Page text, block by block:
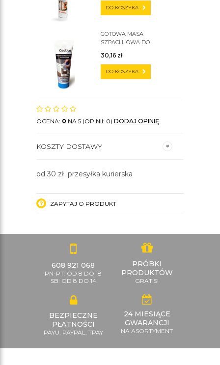
DO KOSZYKA
GOTOWA MASA
SZPACHLOWA DO
30,16 zł
DO KOSZYKA
OCENA: 0 NA 5 (OPINII: 0) DODAJ OPINIĘ
KOSZTY DOSTAWY
od 30 zł przesyłka kurierska
ZAPYTAJ O PRODUKT
608 921 068
PN-PT: OD 8 DO 18
SB: OD 8 DO 14
PRÓBKI
PRODUKTÓW
GRATIS!
BEZPIECZNE
PŁATNOŚCI
PAYU, PAYPAL, TPAY
24 MIESIĄCE
GWARANCJI
NA ASORTYMENT